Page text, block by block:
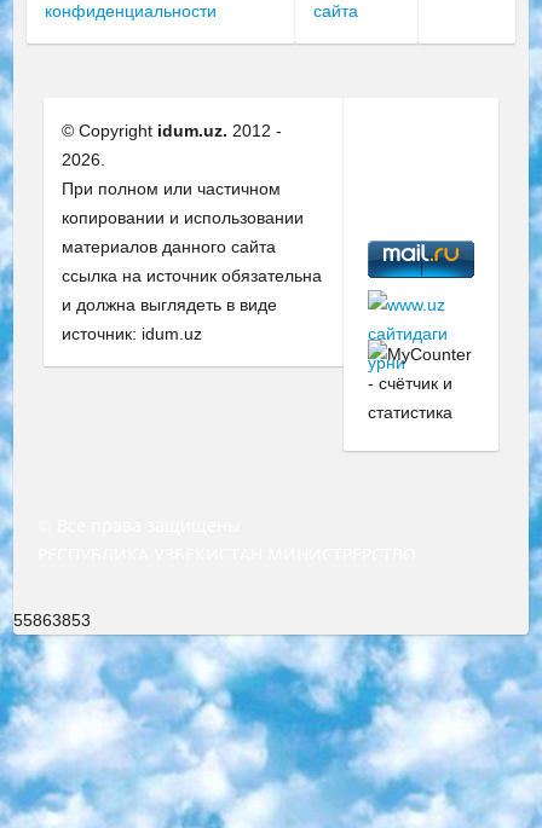
конфиденциальности
сайта
© Copyright idum.uz. 2012 -
2026.
При полном или частичном
копировании и использовании
материалов данного сайта
ссылка на источник обязательна
и должна выглядеть в виде
источник: idum.uz
55863853